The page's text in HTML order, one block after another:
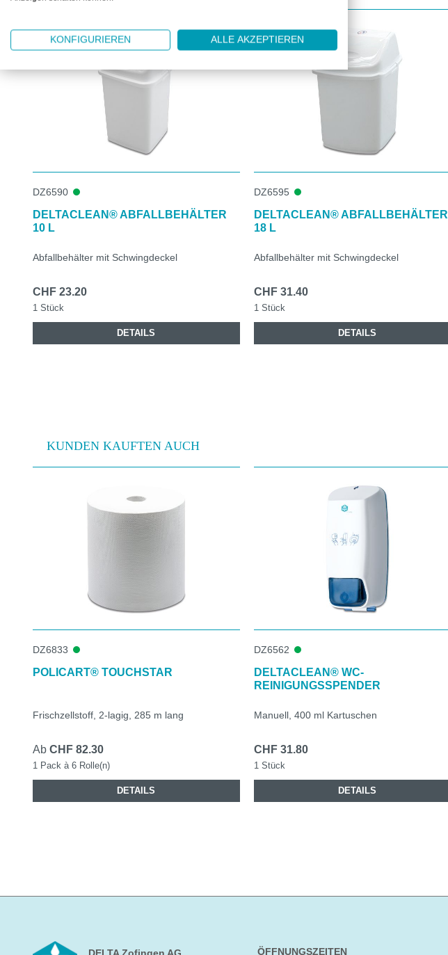
DZ6590
DELTACLEAN® ABFALLBEHÄLTER
10 L
Abfallbehälter mit Schwingdeckel
CHF 23.20
1 Stück
DETAILS
DZ6595
DELTACLEAN® ABFALLBEHÄLTER
18 L
Abfallbehälter mit Schwingdeckel
CHF 31.40
1 Stück
DETAILS
KUNDEN KAUFTEN AUCH
Produktgalerie überspringen
DZ6833
POLICART® TOUCHSTAR
Frischzellstoff, 2-lagig, 285 m lang
Ab CHF 82.30
1 Pack à 6 Rolle(n)
DETAILS
DZ6562
DELTACLEAN® WC-
REINIGUNGSSPENDER
Manuell, 400 ml Kartuschen
CHF 31.80
1 Stück
DETAILS
ÖFFNUNGSZEITEN
KONFIGURIEREN ALLE AKZEPTIEREN